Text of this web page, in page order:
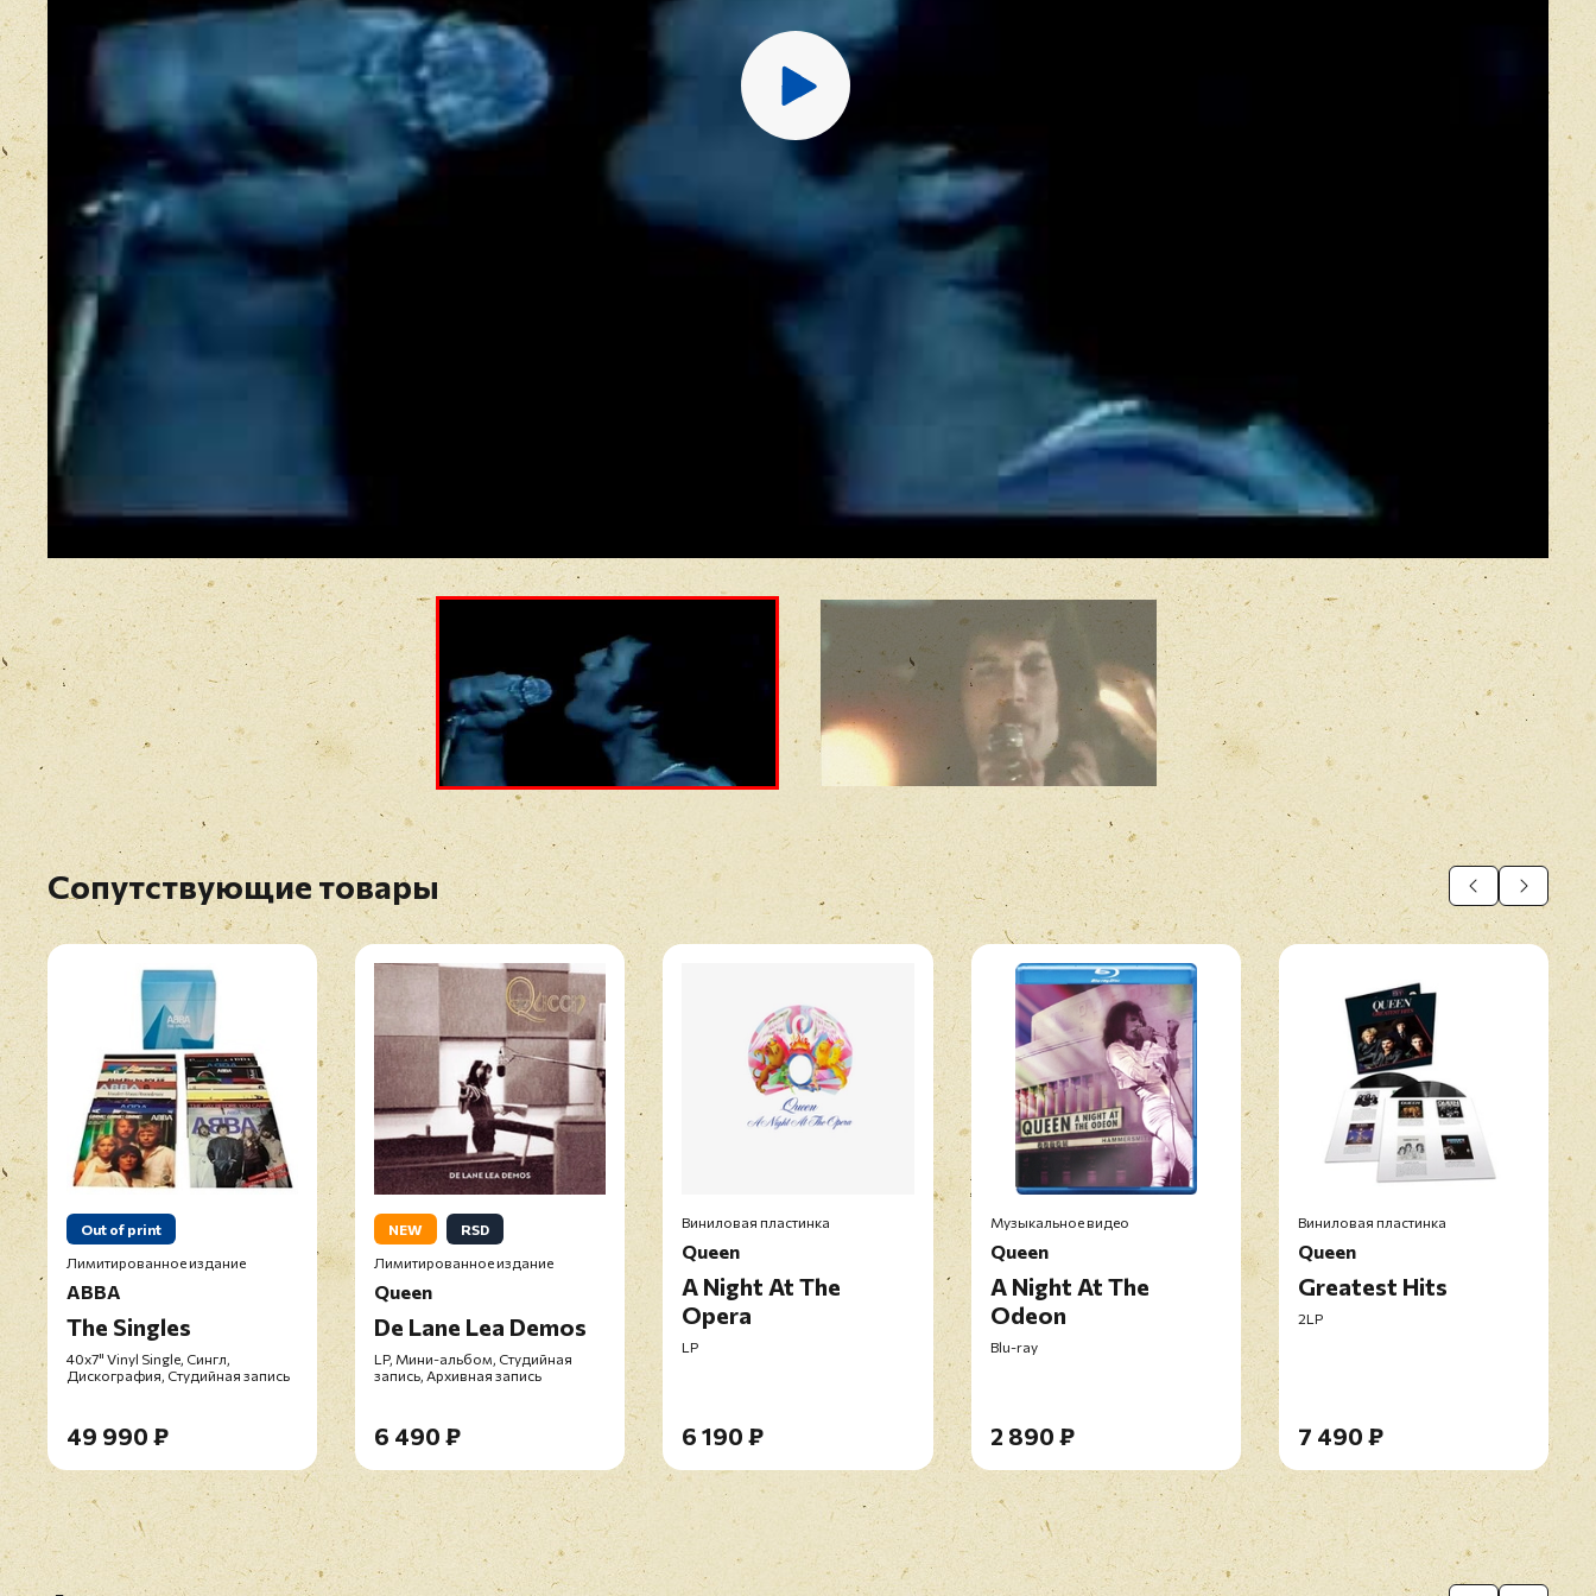
Сопутствующие товары
Out of print
Лимитированное издание
ABBA
The Singles
40х7" Vinyl Single, Сингл,
Дискография, Студийная запись
49 990 ₽
NEW
RSD
Лимитированное издание
Queen
De Lane Lea Demos
LP, Мини-альбом, Студийная
запись, Архивная запись
6 490 ₽
Виниловая пластинка
Queen
A Night At The
Opera
LP
6 190 ₽
Музыкальное видео
Queen
A Night At The
Odeon
Blu-ray
2 890 ₽
Виниловая пластинка
Queen
Greatest Hits
2LP
7 490 ₽